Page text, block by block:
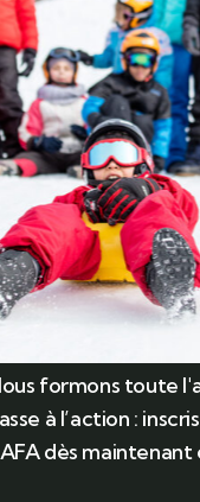
formons toute
à l’action :
dès maintenant